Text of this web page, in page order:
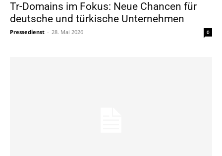
Tr-Domains im Fokus: Neue Chancen für
deutsche und türkische Unternehmen
Pressedienst - 28. Mai 2026 0